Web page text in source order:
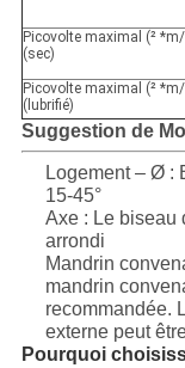
Picovolte maximal (²
(sec)
Picovolte maximal (²
(lubrifié)
Suggestion de
Logement – Ø :
15-45°
Axe : Le biseau
arrondi
Mandrin
mandrin
recommandée.
externe peut
Pourquoi